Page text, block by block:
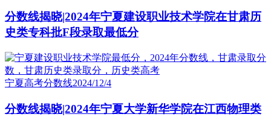
分数线揭晓|2024年宁夏建设职业技术学院在甘肃历
史类专科批F段录取最低分
宁夏高考分数线2024/12/4
分数线揭晓|2024年宁夏大学新华学院在江西物理类